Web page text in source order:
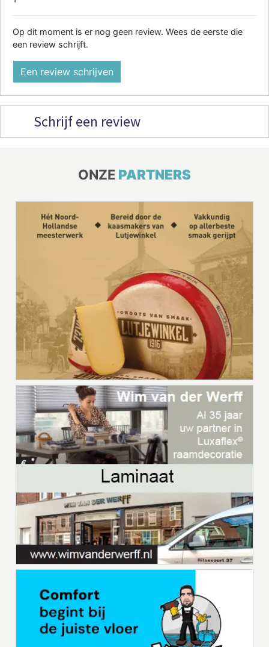
Op dit moment is er nog geen review. Wees de eerste die
een review schrijft.
Een review schrijven
Schrijf een review
ONZE PARTNERS